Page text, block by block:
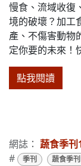
慢食、流域收復
境的破壞？加工
產、不傷害動物
定你要的未來！
點我閱讀
網誌： 蔬食季刊
#
季刊 蔬食季